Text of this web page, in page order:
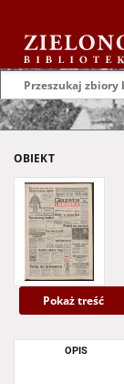
OBIEKT
Pokaż treść
OPIS